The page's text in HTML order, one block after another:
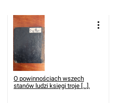
O powinnościach wszech
stanów ludzi księgi troje [...].